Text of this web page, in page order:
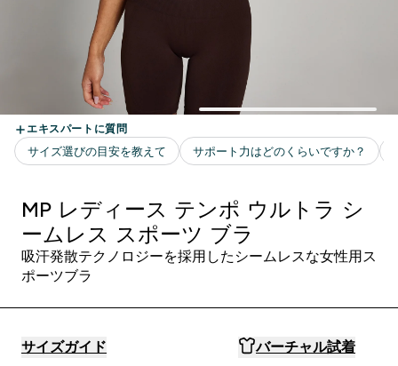
MP レディース テンポ ウルトラ シ
ームレス スポーツ ブラ
吸汗発散テクノロジーを採用したシームレスな女性用ス
ポーツブラ
サイズガイド バーチャル試着